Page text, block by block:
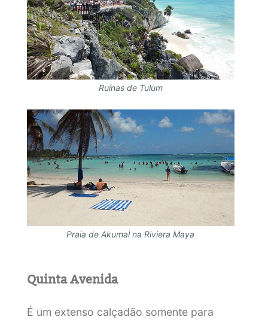
Ruínas de Tulum
Praia de Akumal na Riviera Maya
Quinta Avenida
É um extenso calçadão somente para